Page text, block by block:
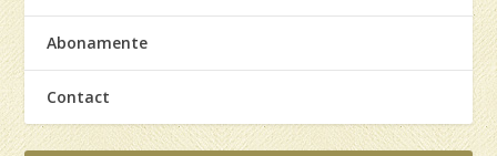
Abonamente
Contact